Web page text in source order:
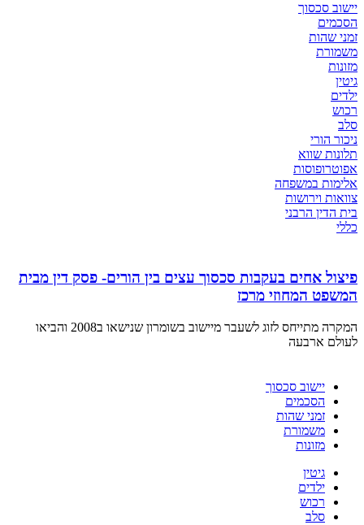
יישוב סכסוך
הסכמים
זמני שהות
משמורת
מזונות
גיטין
ילדים
רכוש
סלב
ניכור הורי
תלונות שווא
אפוטרופוסות
אלימות במשפחה
צוואות וירושות
בית הדין הרבני
כללי
פיצול אחים בעקבות סכסוך עצים בין הורים- פסק דין מבית
המשפט המחוזי מרכז
המקרה מתייחס לזוג לשעבר מיישוב בשומרון שנישאו ב2008 והביאו
לעולם ארבעה
יישוב סכסוך
הסכמים
זמני שהות
משמורת
מזונות
גיטין
ילדים
רכוש
סלב